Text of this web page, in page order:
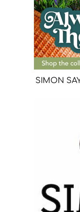
SIMON